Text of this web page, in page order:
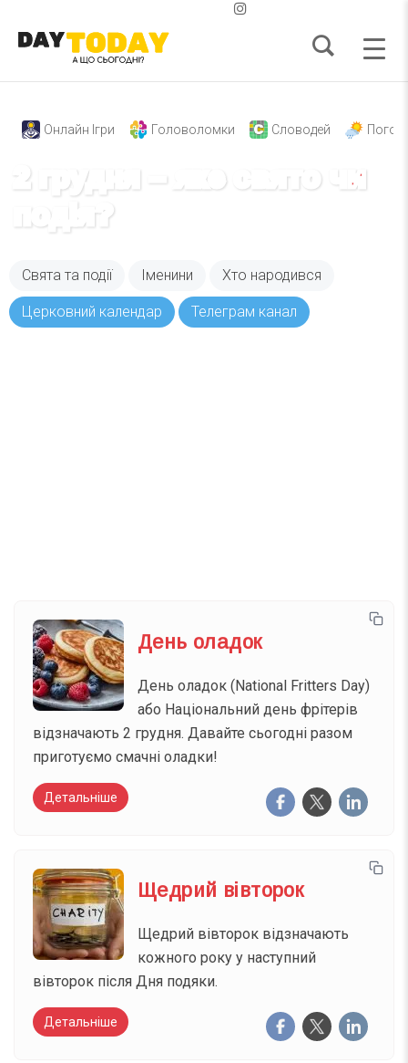
Онлайн Ігри Головоломки Словодей
2 грудня – яке свято чи
подія?
Свята та події Іменини Хто народився
Церковний календар Телеграм канал
День оладок
День оладок (National Fritters Day)
або Національний день фрітерів
відзначають 2 грудня. Давайте сьогодні разом
приготуємо смачні оладки!
Детальніше
Щедрий вівторок
Щедрий вівторок відзначають
кожного року у наступний
вівторок після Дня подяки.
Детальніше